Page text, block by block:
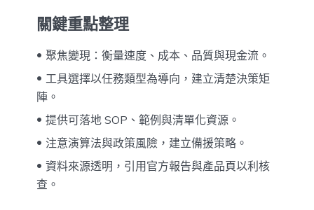
關鍵重點整理
聚焦變現：衡量速度、成本、品質與現金流。
工具選擇以任務類型為導向，建立清楚決策矩
陣。
提供可落地 SOP、範例與清單化資源。
注意演算法與政策風險，建立備援策略。
資料來源透明，引用官方報告與產品頁以利核
查。